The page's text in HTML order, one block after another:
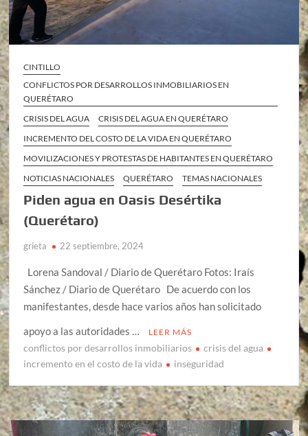
CINTILLO
CONFLICTOS POR DESARROLLOS INMOBILIARIOS EN
QUERÉTARO
CRISIS DEL AGUA
CRISIS DEL AGUA EN QUERÉTARO
INCREMENTO DEL COSTO DE LA VIDA EN QUERÉTARO
MOVILIZACIONES Y PROTESTAS DE HABITANTES EN QUERÉTARO
NOTICIAS NACIONALES
QUERÉTARO TEMAS NACIONALES
Piden agua en Oasis Desértika
(Querétaro)
grieta 22 septiembre, 2024
Lorena Sandoval / Diario de Querétaro Fotos: Iraís
Sánchez / Diario de Querétaro De acuerdo con los
manifestantes, desde hace varios años han solicitado
apoyo a las autoridades …
LEER MÁS
conflictos por desarrollos inmobiliarios
crisis del agua
incremento en el costo de la vida
inseguridad